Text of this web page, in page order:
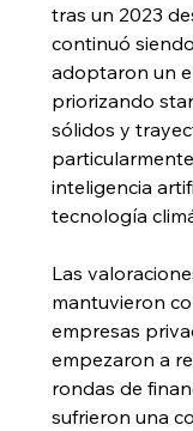
tras un 2023
continuó
adoptaron un
priorizando
sólidos y
inteligencia
tecnología
Las
mantuvieron
empresas
empezaron a
rondas de
sufrieron una